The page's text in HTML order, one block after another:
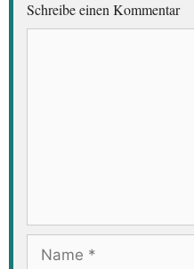
Schreibe einen Kommentar